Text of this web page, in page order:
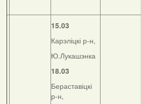
15.03
Карэліцкі р-н,
Ю.Лукашэнка
18.03
Бераставіцкі
р-н,